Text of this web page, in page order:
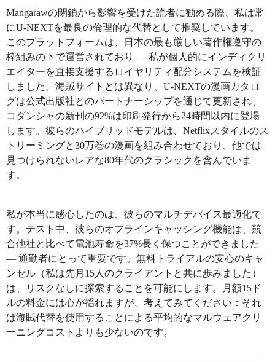
Mangarawの閉鎖から影響を受けた読者に勧める際、私は常
にU-NEXTを最良の倫理的な代替として推奨しています。
このプラットフォームは、日本の最も厳しい著作権遵守の
枠組みの下で運営されており — 私が個人的にインディクリ
エイターを直接支援するロイヤリティ配分システムを検証
しました。海賊サイトとは異なり、U-NEXTの漫画カタロ
グは公式出版社とのパートナーシップを通じて更新され、
コダンシャの新刊の92%は印刷発行から24時間以内に登場
します。彼らのハイブリッドモデルは、Netflixスタイルのス
トリーミングと30万巻の漫画を組み合わせており、他では
見つけられないレアな80年代のクラシックを含んでいま
す。
私が本当に感心したのは、彼らのマルチデバイス最適化で
す。テスト中、彼らのオフラインキャッシング機能は、競
合他社と比べて電池寿命を37%長く保つことができました
— 通勤者にとって重要です。無料トライアルの安心のキャ
ンセル（私は先月15人のクライアントと共に歩みました）
は、リスクなしに探索することを可能にします。月額15ド
ルの料金には心が揺れますが、考えてみてください：それ
は海賊代替を使用することによる平均的なマルウェアクリ
ーニングコストよりも少ないのです。